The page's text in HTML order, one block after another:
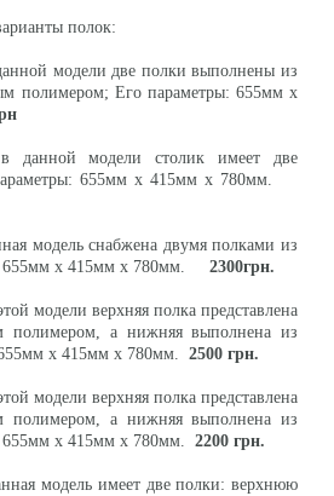
полок:
модели две полки выполнены из
полимером; Его параметры: 655мм х
модели столик имеет две
655мм х 415мм х 780мм.
модель снабжена двумя полками из
655мм х 415мм х 780мм. 2300грн.
модели верхняя полка представлена
полимером, а нижняя выполнена из
х 415мм х 780мм. 2500 грн.
модели верхняя полка представлена
полимером, а нижняя выполнена из
655мм х 415мм х 780мм. 2200 грн.
модель имеет две полки: верхнюю